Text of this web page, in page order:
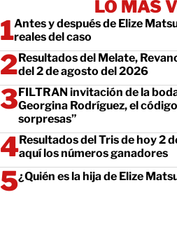
LO MÁS
Antes y después de Elize
reales del caso
Resultados del Melate,
del 2 de agosto del 2026
FILTRAN invitación de la
Georgina Rodríguez, el
sorpresas”
Resultados del Tris de hoy 2
aquí los números ganadores
¿Quién es la hija de Elize